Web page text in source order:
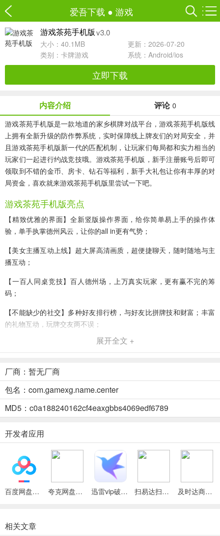
爱吾下载 ● 游戏
游戏茶苑手机版 v3.0
大小：40.1MB
更新：2026-07-20
类别： 卡牌游戏 系统：Android/ios
立即下载
内容介绍 评论 0
游戏茶苑手机版是一款地道的家乡棋牌对战平台，游戏茶苑手机版线
上拥有全新升级的防作弊系统，实时保障线上牌友们的对局安全，并
且游戏茶苑手机版新一代的匹配机制，让玩家们每局都和实力相当的
玩家们一起进行约战竞技哦。游戏茶苑手机版，新手注册账号后即可
领取到不错的金币、房卡、钻石等福利，新手大礼包让你有丰厚的对
局资金，喜欢就来游戏茶苑手机版里尝试一下吧。
游戏茶苑手机版亮点
【精致优雅的界面】全新竖版操作界面，给你简单易上手的操作体
验，单手执掌德州风云，让你的all in更有气势；
【美女主播互动上线】超大屏高清画质，超便捷聊天，随时随地与主
播互动；
【一百人同桌竞技】百人德州场，上万真实玩家，更有赢不完的筹
码；
【不能缺少的社交】多种好友排行榜，与好友比拼牌技和财富；丰富
的礼物互动，玩牌交友两不误；
【更多惊奇玩法】猜拳、NBA竞猜、压牌…更多有趣刺激的活动等你
游戏茶苑手机版特色
致力于打造一场非常火热真实的手机棋牌互动棋牌娱乐中心，百万玩
家随时在线等你来战。
非常的与众不同。
游戏茶苑手机版完美还原最真实的线下棋牌模式，打造最便捷的掌上
移动棋牌室，随时随地，想玩就玩。
全真人游戏玩家与你在线互动，支持地方音配音功能哦，游戏十分的
刺激紧张。
高端顶尖的防弊系统，为玩家打造一个公平公正的棋牌游戏环境
展开全文 +
厂商：暂无厂商
包名：com.gamexg.name.center
MD5：c0a188240162cf4eaxgbbs4069edf6789
开发者应用
百度网盘绿色免安装Pc电脑版 夸克网盘官方正式版 迅雷vip破解版永久会员2024版 扫易达扫描仪最新安卓版 及时达商家(同城配送App)
相关文章